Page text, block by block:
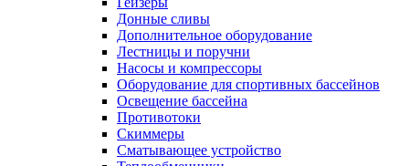
Донные сливы
Дополнительное оборудование
Лестницы и поручни
Насосы и компрессоры
Оборудование для спортивных бассейнов
Освещение бассейна
Противотоки
Скиммеры
Сматывающее устройство